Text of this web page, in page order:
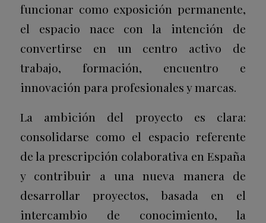
funcionar como exposición permanente,
el espacio nace con la intención de
convertirse en un centro activo de
trabajo, formación, encuentro e
innovación para profesionales y marcas.
La ambición del proyecto es clara:
consolidarse como el espacio referente
de la prescripción colaborativa en España
y contribuir a una nueva manera de
desarrollar proyectos, basada en el
intercambio de conocimiento, la